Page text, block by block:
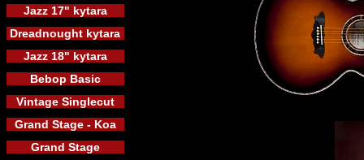
Jazz 17" kytara
Dreadnought kytara
Jazz 18" kytara
Bebop Basic
Vintage Singlecut
Grand Stage - Koa
Grand Stage